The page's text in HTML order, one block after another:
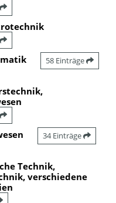
58 Einträge
34 Einträge
Technik,
verschiedene